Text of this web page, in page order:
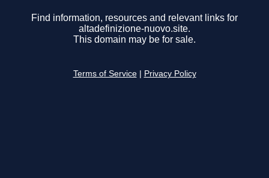
Find information, resources and relevant links for
altadefinizione-nuovo.site.
This domain may be for sale.
Terms of Service Privacy Policy